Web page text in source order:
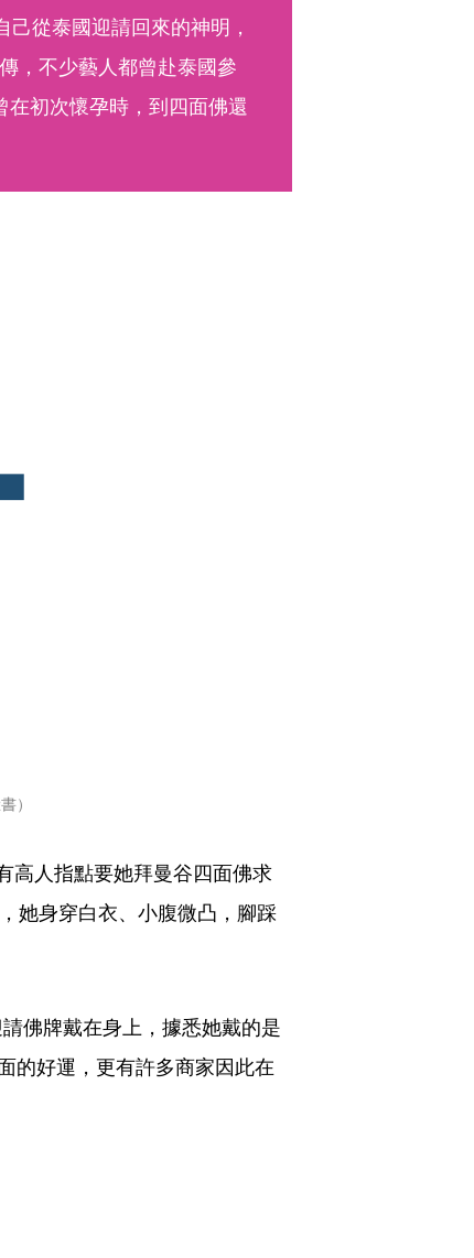
從泰國迎請回來的神明，
，不少藝人都曾赴泰國參
初次懷孕時，到四面佛還
）
高人指點要她拜曼谷四面佛求
她身穿白衣、小腹微凸，腳踩
佛牌戴在身上，據悉她戴的是
的好運，更有許多商家因此在